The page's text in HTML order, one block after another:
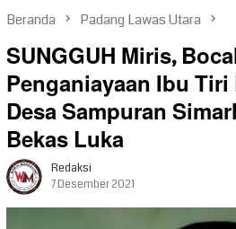
Beranda Padang Lawas Utara
SUNGGUH Miris,
Penganiayaan Ibu
Desa Sampuran
Bekas Luka
Redaksi
7 Desember 2021